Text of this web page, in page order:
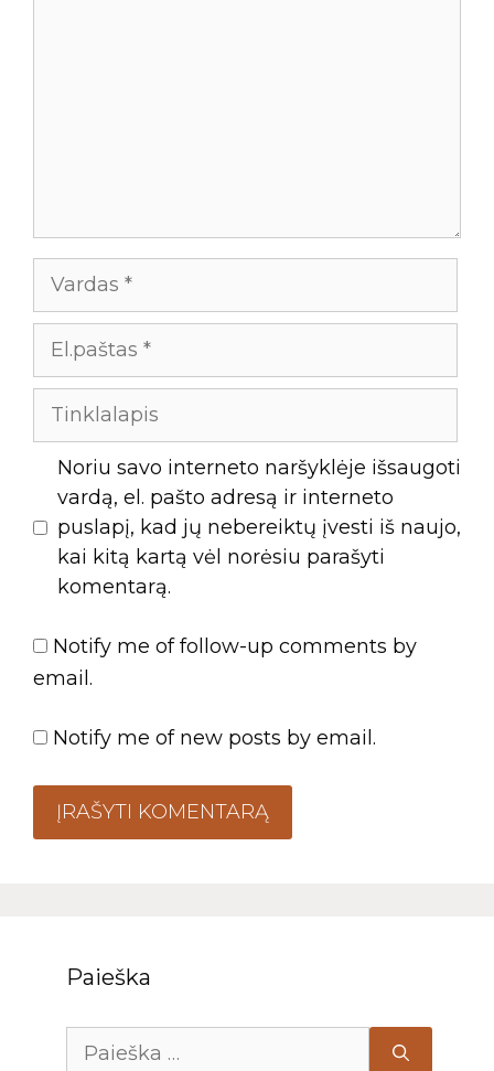
Noriu savo interneto naršyklėje išsaugoti
vardą, el. pašto adresą ir interneto
puslapį, kad jų nebereiktų įvesti iš naujo,
kai kitą kartą vėl norėsiu parašyti
komentarą.
Notify me of follow-up comments by
email.
Notify me of new posts by email.
Paieška